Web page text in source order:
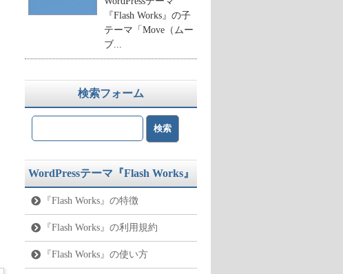
『Flash Works』の子
テーマ「Move（ムー
ブ...
検索フォーム
WordPressテーマ『Flash Works』
『Flash Works』の特徴
『Flash Works』の利用規約
『Flash Works』の使い方